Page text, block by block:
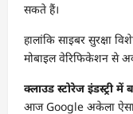
सकते हैं।
हालांकि साइबर सुरक्षा
मोबाइल वेरिफिकेशन से
क्लाउड स्टोरेज इंडस्ट्री में
आज Google अकेला ऐसा